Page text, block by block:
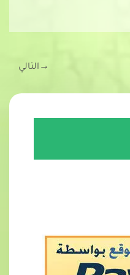
→ التالي